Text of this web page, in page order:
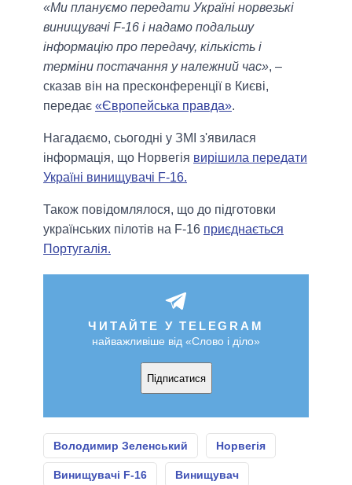
«Ми плануємо передати Україні норвезькі
винищувачі F-16 і надамо подальшу
інформацію про передачу, кількість і
терміни постачання у належний час», –
сказав він на пресконференції в Києві,
передає «Європейська правда».
Нагадаємо, сьогодні у ЗМІ з'явилася
інформація, що Норвегія вирішила передати
Україні винищувачі F-16.
Також повідомлялося, що до підготовки
українських пілотів на F-16 приєднається
Португалія.
ЧИТАЙТЕ У TELEGRAM
найважливіше від «Слово і діло»
Підписатися
Володимир Зеленський Норвегія
Винищувачі F-16 Винищувач